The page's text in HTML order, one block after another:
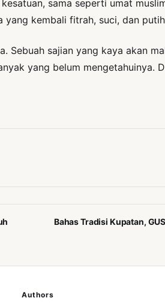
sama seperti umat
yang kembali fitrah, suci, dan
Sebuah sajian yang kaya akan
yang belum mengetahuinya.
Bahas Tradisi Kupatan,
Authors